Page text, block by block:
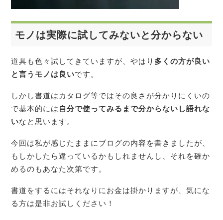
モノは実際に試してみないと分からない
道具も色々試してきていますが、やはり 多くの方が良い
と言うモノは良いです。
しかし書道はカタログ等ではその良さが分かりにくいの
で基本的には 自分で使ってみるまで分からないし語れな
いなと思います。
今回は私が感じたままにブログの内容を書きましたが、
もしかしたら違っているかもしれませんし、それを確か
めるのもあなた次第です。
書道をするにはそれなりにお金は掛かりますが、気にな
る方は是非お試しください！